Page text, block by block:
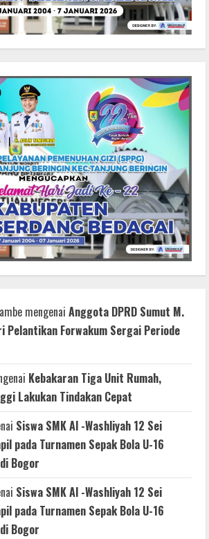
mengenai Anggota DPRD Sumut M.
Pelantikan Forwakum Sergai Periode
Kebakaran Tiga Unit Rumah,
Lakukan Tindakan Cepat
Siswa SMK Al -Washliyah 12 Sei
pada Turnamen Sepak Bola U-16
Bogor
Siswa SMK Al -Washliyah 12 Sei
pada Turnamen Sepak Bola U-16
Bogor